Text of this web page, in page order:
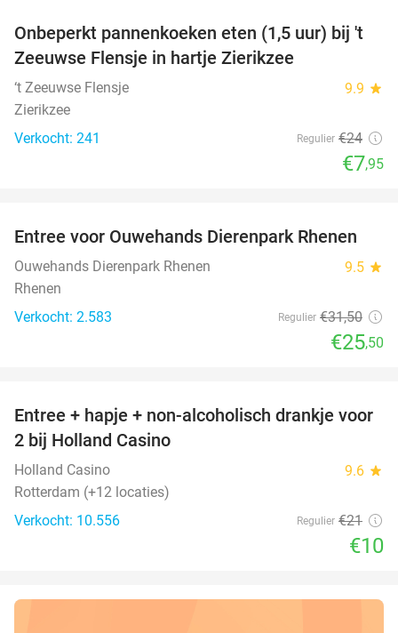
67%
Onbeperkt pannenkoeken eten (1,5 uur) bij 't
Zeeuwse Flensje in hartje Zierikzee
‘t Zeeuwse Flensje 9.9 star
Zierikzee
Verkocht: 241
Regulier €24
€7,95
19%
Entree voor Ouwehands Dierenpark Rhenen
Ouwehands Dierenpark Rhenen 9.5 star
Rhenen
Verkocht: 2.583
Regulier €31,50
€25,50
52%
Entree + hapje + non-alcoholisch drankje voor
2 bij Holland Casino
Holland Casino 9.6 star
Rotterdam (+12 locaties)
Verkocht: 10.556
Regulier €21
€10